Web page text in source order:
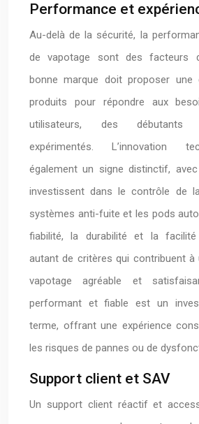
Performance et
Au-delà de la sécurité, la
de vapotage sont des facteurs
bonne marque doit proposer une
produits pour répondre aux
utilisateurs, des débutants
expérimentés. L’innovation
également un signe distinctif,
investissent dans le contrôle de
systèmes anti-fuite et les pods
fiabilité, la durabilité et la facilité
autant de critères qui contribuent à
vapotage agréable et
performant et fiable est un
terme, offrant une expérience
les risques de pannes ou de
Support client et SAV
Un support client réactif et